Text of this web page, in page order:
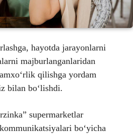
hayotda jarayonlarni
majburlanganlaridan
qilishga yordam
bilan bo‘lishdi.
supermarketlar
bo‘yicha